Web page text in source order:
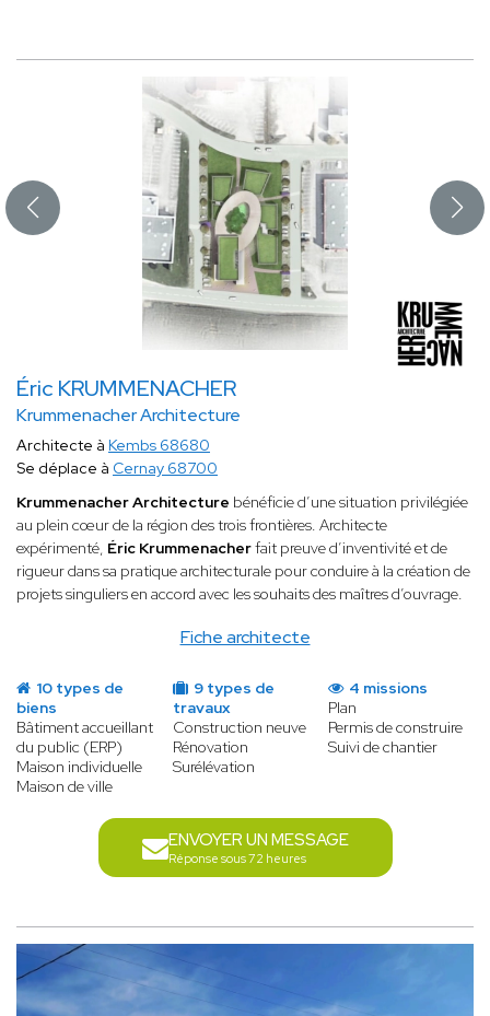
Éric KRUMMENACHER
Krummenacher Architecture
Fiche architecte
Architecte à Kembs 68680
Se déplace à Cernay 68700
Krummenacher Architecture bénéficie d’une situation privilégiée
au plein cœur de la région des trois frontières. Architecte
expérimenté, Éric Krummenacherfait preuve d’inventivité et de
rigueur dans sa pratique architecturale pour conduire à la création de
projets singuliers en accord avec les souhaits des maîtres d’ouvrage.
10 types de
biens
Bâtiment accueillant
du public (ERP)
Maison individuelle
Maison de ville
9 types de
travaux
Construction neuve
Rénovation
Surélévation
4 missions
Plan
Permis de construire
Suivi de chantier
ENVOYER UN MESSAGE
Réponse sous 72 heures